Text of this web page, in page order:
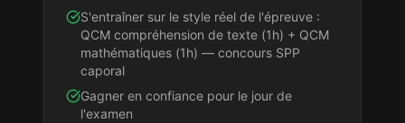
S'entraîner sur le style réel de l'épreuve :
QCM compréhension de texte (1h) + QCM
mathématiques (1h) — concours SPP
caporal
Gagner en confiance pour le jour de
l'examen